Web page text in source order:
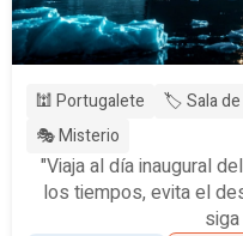
🕍 Portugalete 🏷️ Sala de
🎭 Misterio
"Viaja al día inaugural
los tiempos, evita el